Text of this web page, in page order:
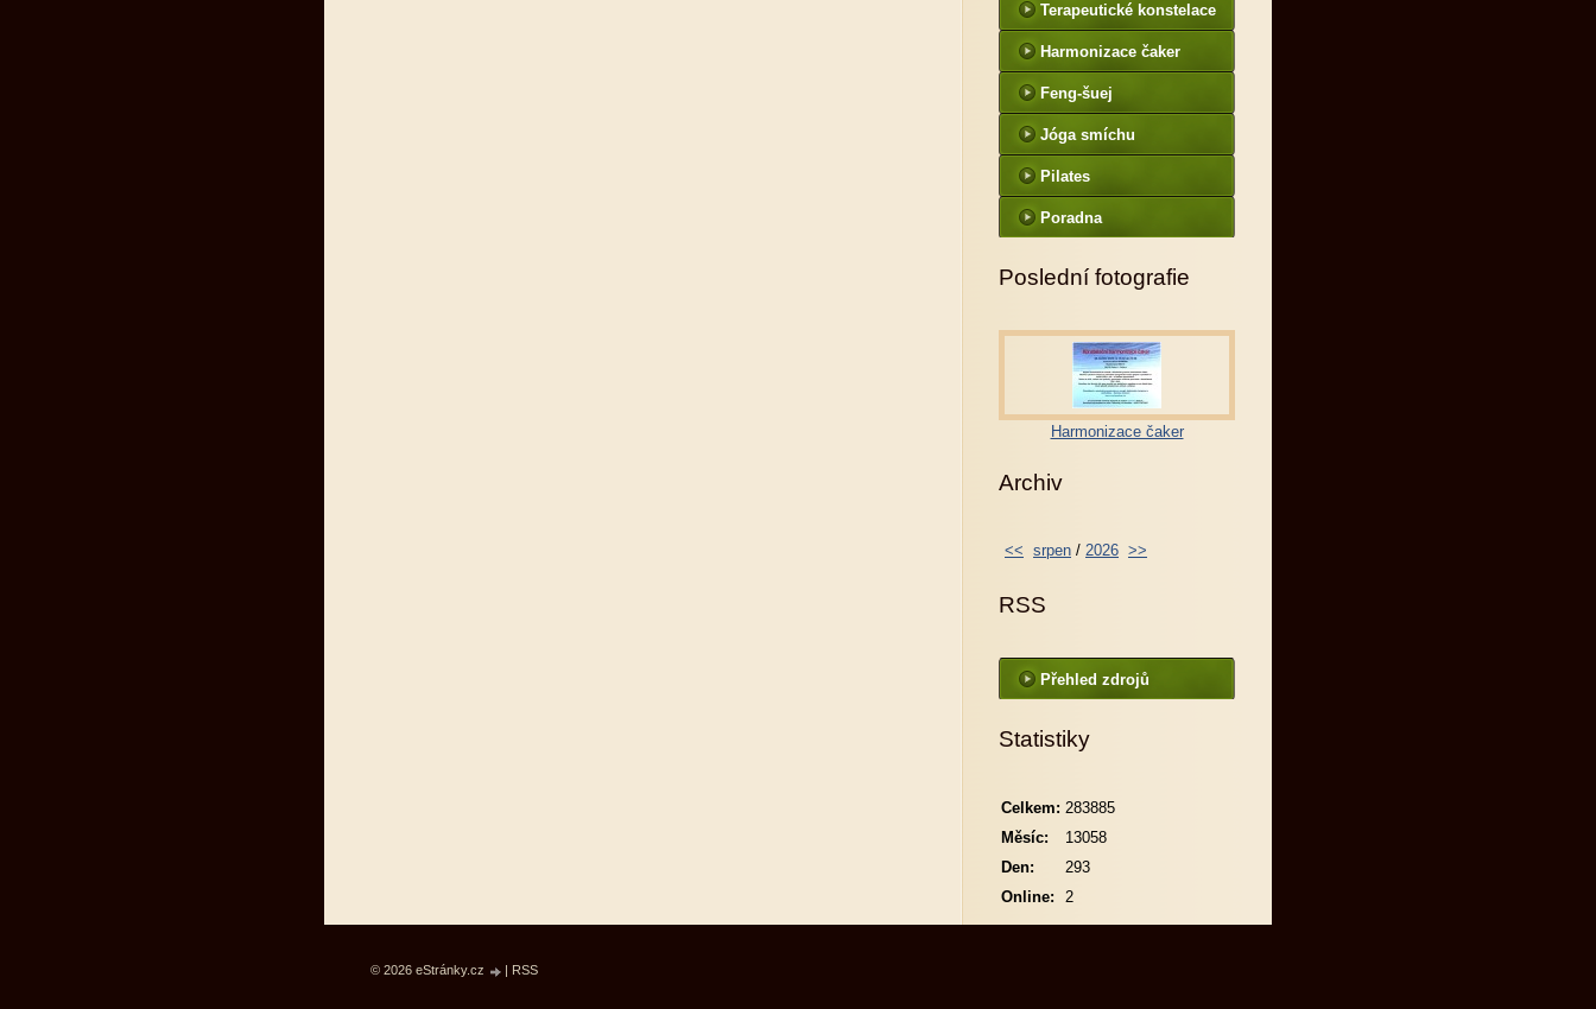
Terapeutické konstelace
Harmonizace čaker
Feng-šuej
Jóga smíchu
Pilates
Poradna
Poslední fotografie
Harmonizace čaker
Archiv
<< srpen / 2026 >>
RSS
Přehled zdrojů
Statistiky
Online: 2
Celkem: 283885
Měsíc:
13058
Den:
293
© 2026 eStránky.cz | RSS